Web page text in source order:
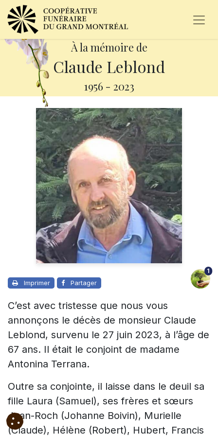
À la mémoire de
Claude Leblond
1956 - 2023
Imprimer Partager
1
C’est avec tristesse que nous vous
annonçons le décès de monsieur Claude
Leblond, survenu le 27 juin 2023, à l’âge de
67 ans. Il était le conjoint de madame
Antonina Terrana.
Outre sa conjointe, il laisse dans le deuil sa
fille Laura (Samuel), ses frères et sœurs
Jean-Roch (Johanne Boivin), Murielle
(Claude), Hélène (Robert), Hubert, Francis